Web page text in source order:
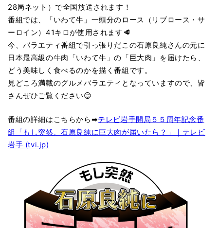
28局ネット）で全国放送されます！
番組では、「いわて牛」一頭分のロース（リブロース・サ
ーロイン）41キロが使用されます🥩
今、バラエティ番組で引っ張りだこの石原良純さんの元に
日本最高級の牛肉「いわて牛」の「巨大肉」を届けたら、
どう美味しく食べるのかを描く番組です。
見どころ満載のグルメバラエティとなっていますので、皆
さんぜひご覧ください😊
番組の詳細はこちらから➡テレビ岩手開局５５周年記念番
組「もし突然、石原良純に巨大肉が届いたら？」｜テレビ
岩手 (tvi.jp)